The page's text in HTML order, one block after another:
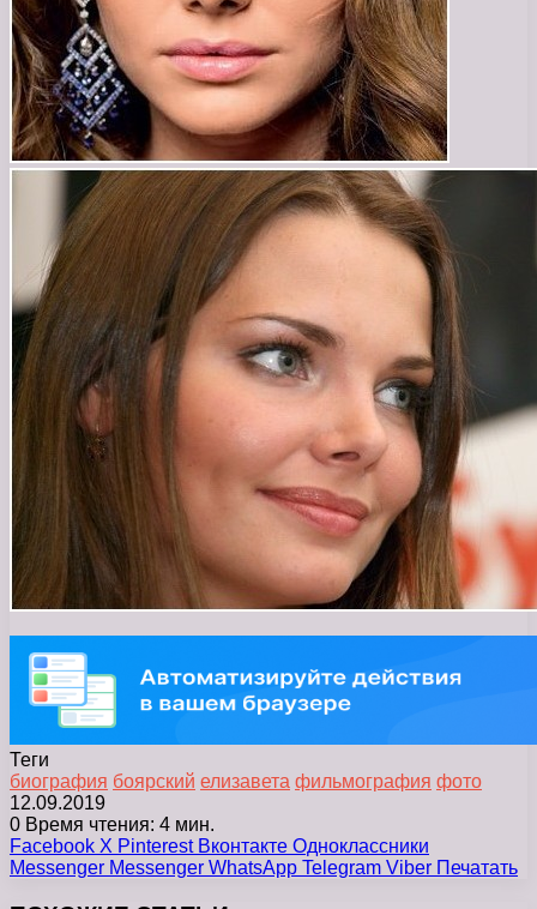
Теги
биография боярский елизавета фильмография фото
12.09.2019
0 Время чтения: 4 мин.
Facebook X Pinterest Вконтакте Одноклассники
Messenger Messenger WhatsApp Telegram Viber Печатать